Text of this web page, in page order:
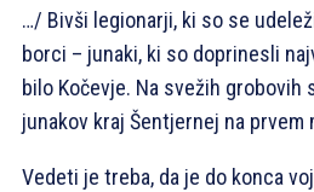
…/ Bivši legionarji, ki so se
borci – junaki, ki so doprinesli
bilo Kočevje. Na svežih
junakov kraj Šentjernej na prvem
Vedeti je treba, da je do konca